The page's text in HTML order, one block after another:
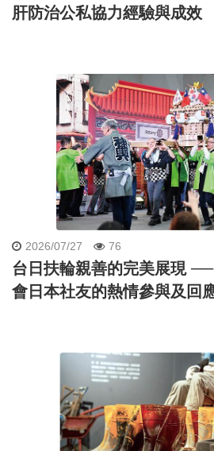
肝防治公私協力經驗與成效
2026/07/27 76
台日扶輪親善的完美展現
會日本社友的熱情參與及回